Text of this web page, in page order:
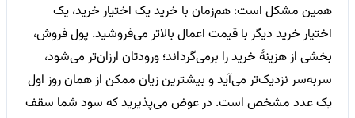
همین مشکل است: هم‌زمان با خرید یک اختیار خرید، یک
اختیار خرید دیگر با قیمت اعمال بالاتر می‌فروشید. پول فروش،
بخشی از هزینهٔ خرید را برمی‌گرداند؛ ورودتان ارزان‌تر می‌شود،
سربه‌سر نزدیک‌تر می‌آید و بیشترین زیان ممکن از همان روز اول
یک عدد مشخص است. در عوض می‌پذیرید که سود شما سقف